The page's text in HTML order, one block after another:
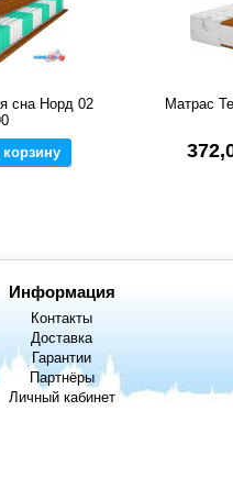
сна Норд 02
корзину
Матрас
Информация
Контакты
Доставка
Гарантии
Партнёры
Личный кабинет